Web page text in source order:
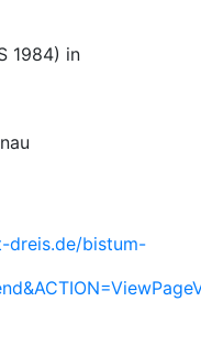
1984) in
dreis.de/bistum-